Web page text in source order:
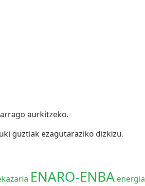
aurkitzeko.
guztiak ezagutaraziko dizkizu.
ENARO-ENBA energia